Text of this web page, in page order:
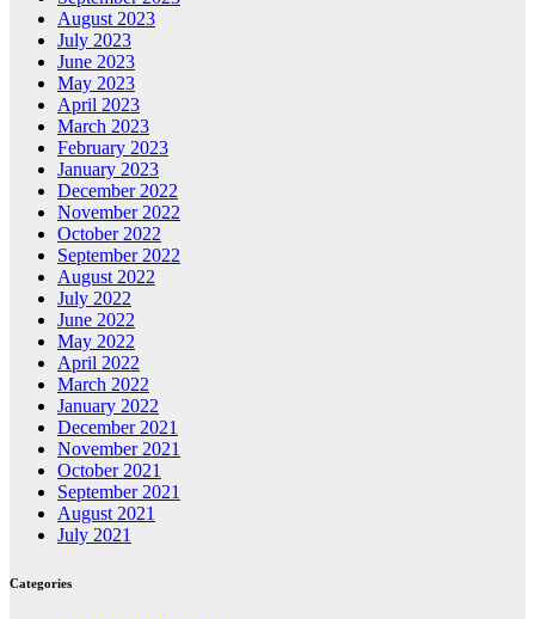
August 2023
July 2023
June 2023
May 2023
April 2023
March 2023
February 2023
January 2023
December 2022
November 2022
October 2022
September 2022
August 2022
July 2022
June 2022
May 2022
April 2022
March 2022
January 2022
December 2021
November 2021
October 2021
September 2021
August 2021
July 2021
Categories